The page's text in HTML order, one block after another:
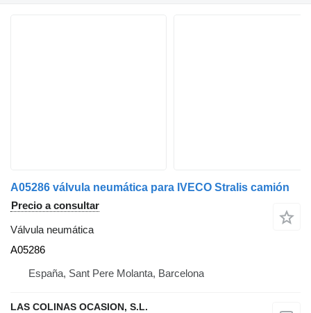
A05286 válvula neumática para IVECO Stralis camión
Precio a consultar
Válvula neumática
A05286
España, Sant Pere Molanta, Barcelona
LAS COLINAS OCASION, S.L.